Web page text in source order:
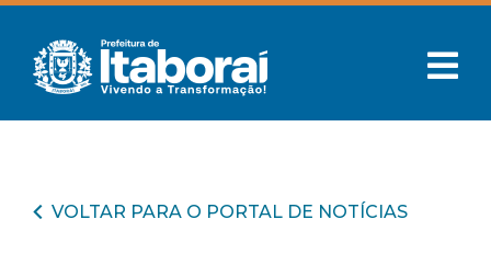
VOLTAR PARA O PORTAL DE NOTÍCIAS